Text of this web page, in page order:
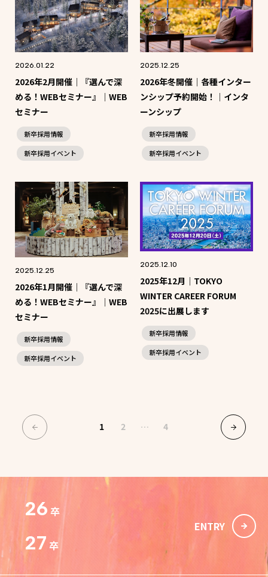
2026.01.22
2026年2月開催｜『選んで深
める！WEBセミナー』｜WEB
セミナー
新卒採用情報
新卒採用イベント
2025.12.25
2026年冬開催｜各種インター
ンシップ予約開始！｜インタ
ーンシップ
新卒採用情報
新卒採用イベント
2025.12.25
2026年1月開催｜『選んで深
める！WEBセミナー』｜WEB
セミナー
新卒採用情報
新卒採用イベント
2025.12.10
2025年12月｜TOKYO
WINTER CAREER FORUM
2025に出展します
新卒採用情報
新卒採用イベント
投
シ
ン
1 2 … 4
26 卒
27 卒
ENTRY